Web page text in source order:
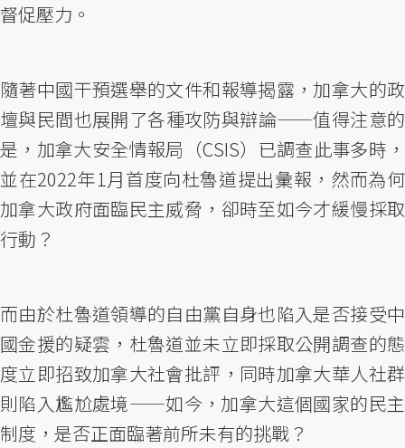
督促壓力。
隨著中國干預選舉的文件和報導揭露，加拿大的政
壇與民間也展開了各種攻防與辯論——值得注意的
是，加拿大安全情報局（CSIS）已調查此事多時，
並在2022年1月首度向杜魯道提出彙報，然而為何
加拿大政府面臨民主威脅，卻時至如今才緩慢採取
行動？
而由於杜魯道領導的自由黨自身也陷入是否接受中
國金援的疑雲，杜魯道並未立即採取公開調查的態
度立即招致加拿大社會批評，同時加拿大華人社群
則陷入尷尬處境——如今，加拿大這個國家的民主
制度，是否正面臨著前所未有的挑戰？